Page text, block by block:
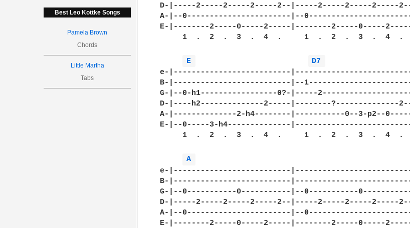
Best Leo Kottke Songs
Pamela Brown
Chords
Little Martha
Tabs
D-|-----2-----2-----2-----2--|-----2-----2-----2-----
A-|--0-----------------------|--
E-|--------2-----0-----2-----|--------2-----0-----
     1  .  2  .  3  .  4  .     1  .  2  .  3  .  4  .
E
D7
e-|--------------------------
B-|--------------------------|--
G-|--0-h1-----------------0?-|-----
D-|----h2--------------2-----|--------?--------------
A-|--------------2-h4--------|-----------0--3-p2--
E-|--0-----3-h4--------------
     1  .  2  .  3  .  4  .     1  .  2  .  3  .  4  .
A
e-|--------------------------
B-|--------------------------
G-|--0-----------0-----------|--0-----------
D-|-----2-----2-----2-----2--|-----2-----2-----2-----
A-|--0-----------------------|--
E-|--------2-----0-----2-----|--------2-----0-----